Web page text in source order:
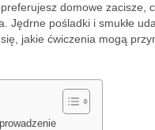
domowe zacisze,
Jędrne pośladki i smukłe
jakie ćwiczenia mogą